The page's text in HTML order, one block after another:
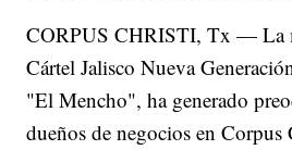
CORPUS CHRISTI, Tx — La
Cártel Jalisco Nueva
"El Mencho", ha generado
dueños de negocios en Corpus